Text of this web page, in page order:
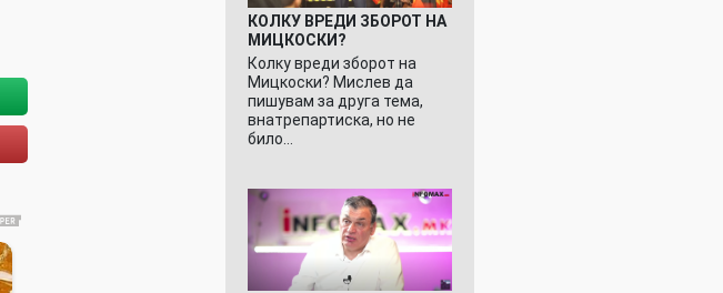
КОЛКУ ВРЕДИ ЗБОРОТ НА
МИЦКОСКИ?
Колку вреди зборот на
Мицкоски? Мислев да
пишувам за друга тема,
внатрепартиска, но не
било…